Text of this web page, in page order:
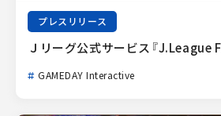
プレスリリース
Ｊリーグ公式サービス『J.League
GAMEDAY Interactive